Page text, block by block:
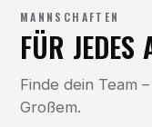
MANNSCHAFTEN
FÜR JEDES
Finde dein Team
Großem.